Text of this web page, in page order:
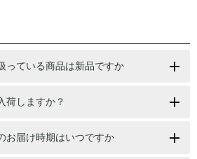
っている商品は新品ですか
荷しますか？
お届け時期はいつですか